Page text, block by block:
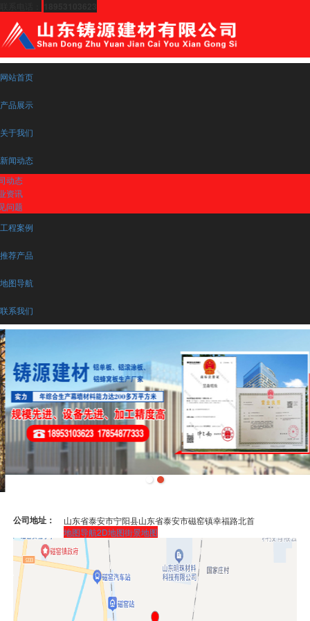
网站首页
产品展示
关于我们
新闻动态
动态
资讯
问题
工程案例
推荐产品
地图导航
联系我们
公司地址：
山东省泰安市宁阳县山东省泰安市磁窑镇幸福路北首
地图导航2D地图街景地图